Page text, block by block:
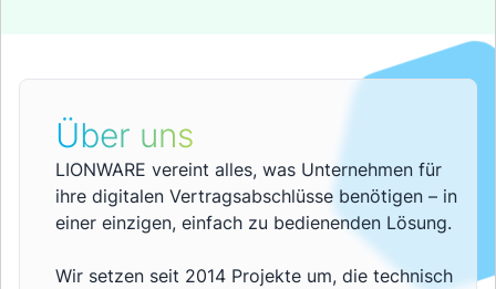
Über uns
LIONWARE vereint alles, was Unternehmen für
ihre digitalen Vertragsabschlüsse benötigen – in
einer einzigen, einfach zu bedienenden Lösung.
Wir setzen seit 2014 Projekte um, die technisch